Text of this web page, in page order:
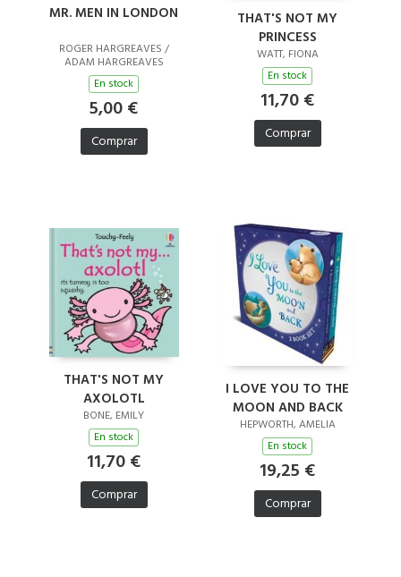
MR. MEN IN LONDON
ROGER HARGREAVES /
ADAM HARGREAVES
En stock
5,00 €
Comprar
THAT'S NOT MY
PRINCESS
WATT, FIONA
En stock
11,70 €
Comprar
THAT'S NOT MY
AXOLOTL
BONE, EMILY
En stock
11,70 €
Comprar
I LOVE YOU TO THE
MOON AND BACK
HEPWORTH, AMELIA
En stock
19,25 €
Comprar